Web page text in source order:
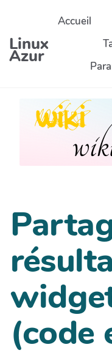
Aller au contenu
Linux
Azur
Accueil
(code